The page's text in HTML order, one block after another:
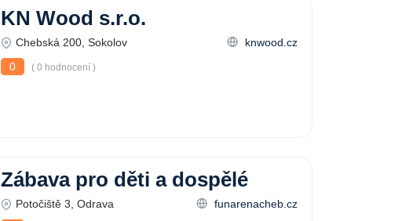
KN Wood s.r.o.
Chebská 200, Sokolov
knwood.cz
0
( 0 hodnocení )
Zábava pro děti a dospělé
Potočiště 3, Odrava
funarenacheb.cz